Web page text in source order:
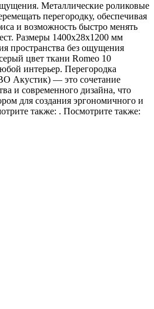
Металлические роликовые
перегородку, обеспечивая
и возможность быстро менять
Размеры 1400х28х1200 мм
пространства без ощущения
цвет ткани Romeo 10
интерьер. Перегородка
Акустик) — это сочетание
и современного дизайна, что
для создания эргономичного и
также: . Посмотрите также: